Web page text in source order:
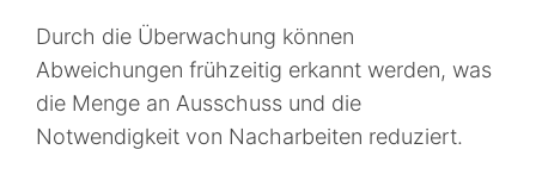
Durch die Überwachung können
Abweichungen frühzeitig erkannt werden, was
die Menge an Ausschuss und die
Notwendigkeit von Nacharbeiten reduziert.